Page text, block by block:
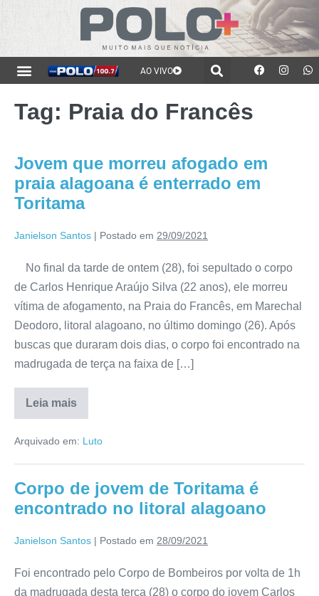
AO VIVO
Tag: Praia do Francês
Jovem que morreu afogado em
praia alagoana é enterrado em
Toritama
Janielson Santos | Postado em 29/09/2021
No final da tarde de ontem (28), foi sepultado o corpo
de Carlos Henrique Araújo Silva (22 anos), ele morreu
vítima de afogamento, na Praia do Francês, em Marechal
Deodoro, litoral alagoano, no último domingo (26). Após
buscas que duraram dois dias, o corpo foi encontrado na
madrugada de terça na faixa de […]
Leia mais
Arquivado em: Luto
Corpo de jovem de Toritama é
encontrado no litoral alagoano
Janielson Santos | Postado em 28/09/2021
Foi encontrado pelo Corpo de Bombeiros por volta de 1h
da madrugada desta terça (28) o corpo do jovem Carlos